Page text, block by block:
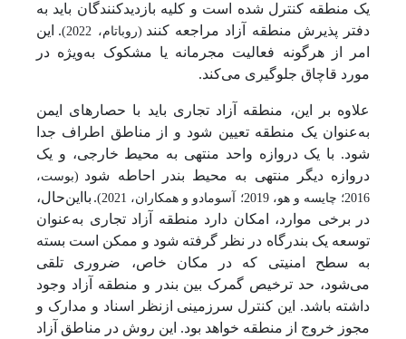
یک منطقه کنترل شده است و کلیه بازدیدکنندگان باید به
دفتر پذیرش منطقه آزاد مراجعه کنند (روباتام، 2022) . این
امر از هرگونه فعالیت مجرمانه یا مشکوک به‌ویژه در
مورد قاچاق جلوگیری می‌کند.
علاوه بر این، منطقه آزاد تجاری باید با حصارهای ایمن
به‌عنوان یک منطقه تعیین شود و از مناطق اطراف جدا
شود. با یک دروازه واحد منتهی به محیط خارجی، و یک
دروازه دیگر منتهی به محیط بندر احاطه شود (بوست،
2016؛ چایسه و هو، 2019؛ آسومادو و همکاران، 2021)
. بااین‌حال،
در برخی موارد، امکان دارد منطقه آزاد تجاری به‌عنوان
توسعه یک بندرگاه در نظر گرفته شود و ممکن است بسته
به سطح امنیتی که در مکان خاص، ضروری تلقی
می‌شود، حد ترخیص گمرک بین بندر و منطقه آزاد وجود
داشته باشد. این کنترل سرزمینی ازنظر اسناد و مدارک و
مجوز خروج از منطقه خواهد بود. این روش در مناطق آزاد